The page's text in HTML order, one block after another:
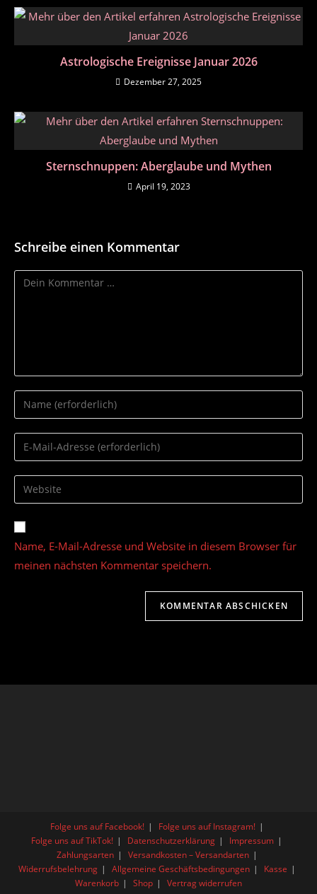
Astrologische Ereignisse Januar 2026
Dezember 27, 2025
Sternschnuppen: Aberglaube und Mythen
April 19, 2023
Schreibe einen Kommentar
Kommentar
Gib
deinen
Namen
oder
zum
Kommentieren
ein
Gib
deine
E-
Mail-
zum
Kommentieren
ein
Gib
deine
Website-
URL
ein
(optional)
Name, E-Mail-Adresse und Website in diesem Browser für
meinen nächsten Kommentar speichern.
Folge uns auf Facebook!
Folge uns auf Instagram!
Folge uns auf TikTok!
Datenschutzerklärung
Impressum
Zahlungsarten
Versandkosten – Versandarten
Widerrufsbelehrung
Allgemeine Geschäftsbedingungen
Kasse
Warenkorb
Shop Vertrag widerrufen